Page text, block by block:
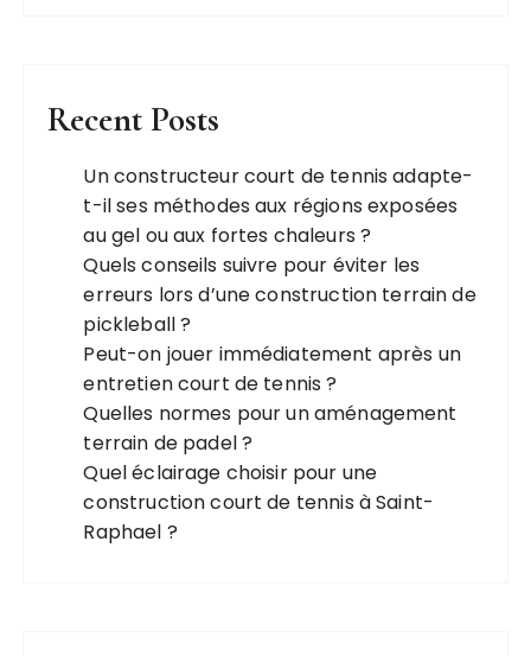
Recent Posts
Un constructeur court de tennis adapte-
t-il ses méthodes aux régions exposées
au gel ou aux fortes chaleurs ?
Quels conseils suivre pour éviter les
erreurs lors d’une construction terrain de
pickleball ?
Peut-on jouer immédiatement après un
entretien court de tennis ?
Quelles normes pour un aménagement
terrain de padel ?
Quel éclairage choisir pour une
construction court de tennis à Saint-
Raphael ?